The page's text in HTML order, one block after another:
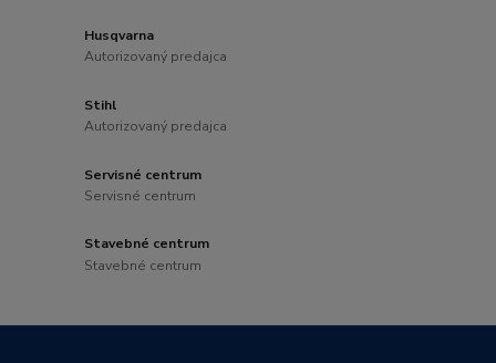
Husqvarna
Autorizovaný predajca
Stihl
Autorizovaný predajca
Servisné centrum
Servisné centrum
Stavebné centrum
Stavebné centrum